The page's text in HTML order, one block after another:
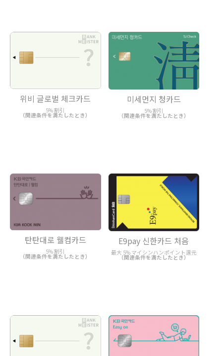
위비 글로벌 체크카드
5% 割引
（関連条件を満たしたとき）
미세먼지 청카드
5% 割引
（関連条件を満たしたとき）
탄탄대로 웰컴카드
5% 割引
（関連条件を満たしたとき）
E9pay 신한카드 처음
最大 5% マイシンハンポイント還元
（関連条件を満たしたとき）